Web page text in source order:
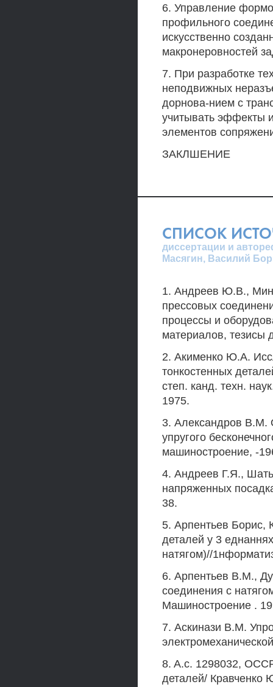
6. Управление
профильного
искусственно
макронеровностей
7. При разработке
неподвижных
дорнова-нием с
учитывать эффекты
элементов
ЗАКЛШЕНИЕ
СПИСОК
диссертации и
Масягин, Василий
1. Андреев Ю.В.,
прессовых
процессы и
материалов, тезисы
2. Акименко Ю.А.
тонкостенных
степ. канд. техн.
1975.
3. Александров В.М.
упругого
машиностроение, -
4. Андреев Г.Я.,
напряженных
38.
5. Арпентьев Борис,
деталей у 3
натягом)//
6. Арпентьев В.М.,
соединения с
Машиностроение .
7. Аскинази В.М.
8. A.c. 1298032,
деталей/ Кравченко